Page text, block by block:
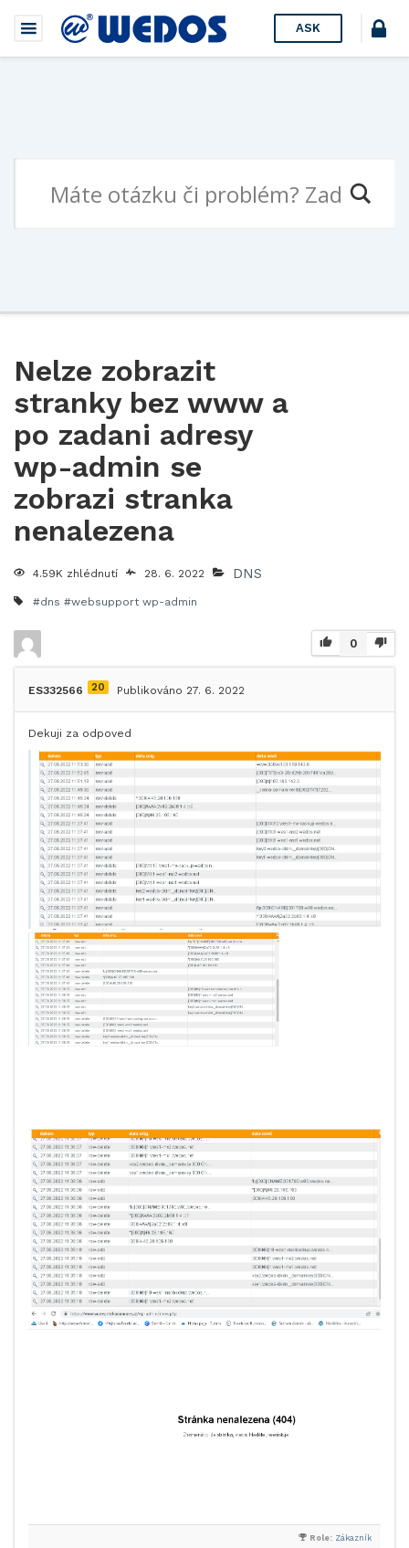
ASK
Nelze zobrazit
stranky bez www a
po zadani adresy
wp-admin se
zobrazi stranka
nenalezena
4.59K zhlédnutí 28. 6. 2022 DNS
#dns #websupport wp-admin
0
ES332566 20 Publikováno 27. 6. 2022
Dekuji za odpoved
Role: Zákazník